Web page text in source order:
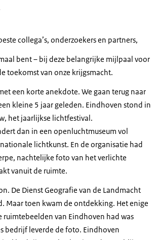
collega’s, onderzoekers en partners,
bent – bij deze belangrijke mijlpaal voor
toekomst van onze krijgsmacht.
een korte anekdote. We gaan terug naar
kleine 5 jaar geleden. Eindhoven stond in
, het jaarlijkse lichtfestival.
dan in een openluchtmuseum vol
lichtkunst. En de organisatie had
nachtelijke foto van het verlichte
vanuit de ruimte.
De Dienst Geografie van de Landmacht
Maar toen kwam de ontdekking. Het enige
ruimtebeelden van Eindhoven had was
bedrijf leverde de foto. Eindhoven